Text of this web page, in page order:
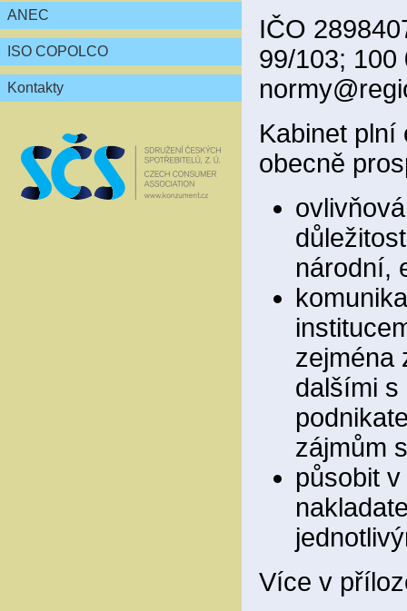
ANEC
ISO COPOLCO
Kontakty
IČO
99/103; 100
Kabinet plní
obecně
národní,
zejména
dalšími s
zájmům
působit
Více v